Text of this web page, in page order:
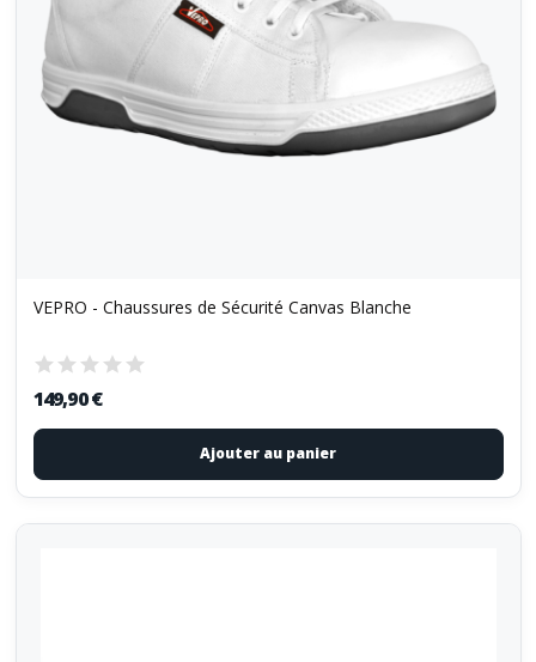
VEPRO - Chaussures de Sécurité Canvas Blanche
149,90 €
Ajouter au panier